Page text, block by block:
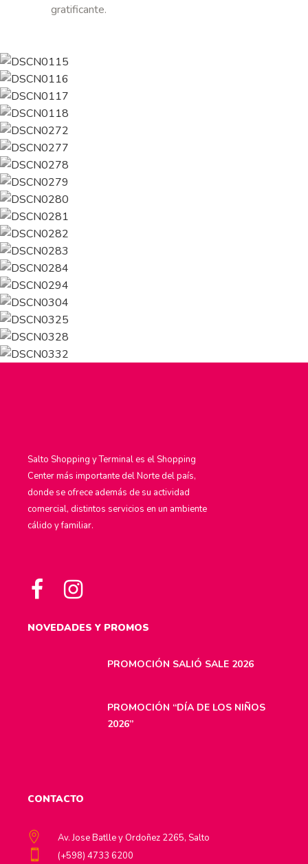
gratificante.
Salto Shopping y Terminal es el Shopping
Center más importante del Norte del país,
donde se ofrece además de su actividad
comercial, distintos servicios en un ambiente
cálido y familiar.
NOVEDADES Y PROMOS
PROMOCIÓN SALIÓ SALE 2026
PROMOCIÓN “DÍA DE LOS NIÑOS
2026”
CONTACTO
Av. Jose Batlle y Ordoñez 2265, Salto
(+598) 4733 6200